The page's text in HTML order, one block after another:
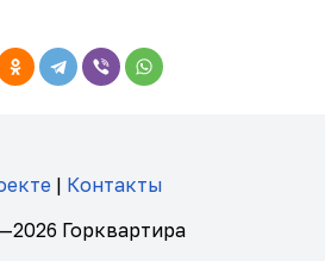
| Контакты
Горквартира